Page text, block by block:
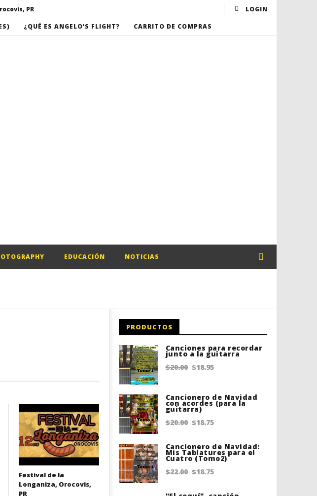
PR
Omarkpa
LOGIN
¿QUÉ ES ANGELO’S FLIGHT? CARRITO DE COMPRAS
EDUCACIÓN NOTICIAS
Festival de la
Longaniza, Orocovis,
PR
PRODUCTOS
Canciones para recordar
junto a la guitarra
$20.00 Original
was:
$20.00.
$18.95
is:
$18.95.
Cancionero de Navidad
con acordes (para la
guitarra)
$20.00 Original
was:
$20.00.
$18.75
is:
$18.75.
Cancionero de Navidad:
Mis Tablatures para el
Cuatro (Tomo2)
$22.00 Original
$18.75